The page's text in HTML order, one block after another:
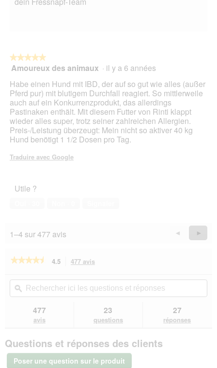
★★★★★
★★★★★
5
5
étoiles.
Amoureux des animaux · il y a 6 années
Habe einen Hund mit IBD, der auf so gut wie alles (außer
Pferd pur) mit blutigem Durchfall reagiert. So mittlerweile
auch auf ein Konkurrenzprodukt, das allerdings
Pastinaken enthält. Mit diesem Futter von Rinti klappt
wieder alles super, trotz seiner zahlreichen Allergien.
Preis-/Leistung überzeugt: Mein nicht so aktiver 40 kg
Hund benötigt 1 1/2 Dosen pro Tag.
Traduire avec Google
Utile ?
1–4 sur 477 avis
Précédent
Reviews
◄ ►
★★★★★
★★★★★
5
les
sur
Single
Viande
pure
4.5 477 avis
vous
redirigera
vers
avis.
Rechercher
ici
les
questions
réponses
ϙ
477
avis
23
questions
27
réponses
Questions et réponses des clients
Poser une question sur le produit